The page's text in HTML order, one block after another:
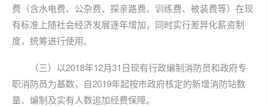
费（含水电费、公杂费、探亲路费、训练费、被装费等）在现
有标准上随社会经济发展逐年增加，同时实行差异化薪资制
度，统筹进行使用。
（三）以2018年12月31日现有行政编制消防员和政府专
职消防员为基数，自2019年起按市政府核定的新增消防站数
量、编制及实有人数追加经费保障。